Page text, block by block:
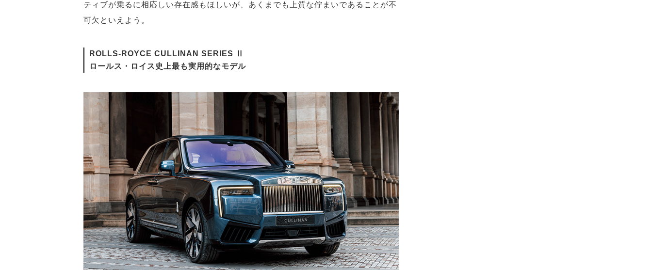
ティブが乗るに相応しい存在感もほしいが、あくまでも上質な佇まいであることが不
可欠といえよう。
ROLLS-ROYCE CULLINAN SERIES Ⅱ
ロールス・ロイス史上最も実用的なモデル